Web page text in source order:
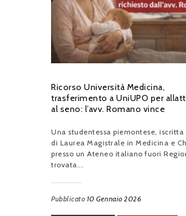
Ricorso Università Medicina,
trasferimento a UniUPO per
al seno: l’avv. Romano vince
Una studentessa piemontese, iscritta
di Laurea Magistrale in Medicina e
presso un Ateneo italiano fuori
trovata...
Pubblicato 10 Gennaio 2026